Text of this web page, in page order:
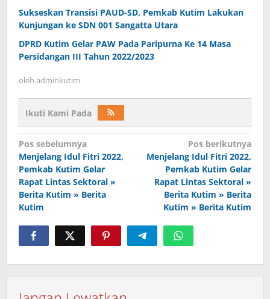
Sukseskan Transisi PAUD-SD, Pemkab Kutim Lakukan
Kunjungan ke SDN 001 Sangatta Utara
DPRD Kutim Gelar PAW Pada Paripurna Ke 14 Masa
Persidangan III Tahun 2022/2023
oleh adminkutim
Ikuti Kami Pada
Navigasi
pos
Pos sebelumnya
Menjelang Idul Fitri 2022,
Pemkab Kutim Gelar
Rapat Lintas Sektoral »
Berita Kutim » Berita
Kutim
Pos berikutnya
Menjelang Idul Fitri 2022,
Pemkab Kutim Gelar
Rapat Lintas Sektoral »
Berita Kutim » Berita
Kutim » Berita Kutim